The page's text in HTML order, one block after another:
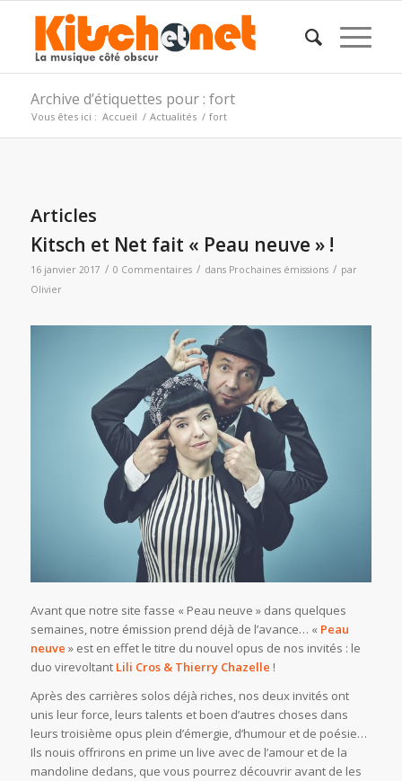
Archive d’étiquettes pour : fort
Vous êtes ici : Accueil / Actualités / fort
Articles
Kitsch et Net fait « Peau neuve » !
16 janvier 2017 / 0 Commentaires / dans Prochaines émissions / par
Olivier
Avant que notre site fasse « Peau neuve » dans quelques
semaines, notre émission prend déjà de l’avance… « Peau
neuve » est en effet le titre du nouvel opus de nos invités : le
duo virevoltant Lili Cros & Thierry Chazelle !
Après des carrières solos déjà riches, nos deux invités ont
unis leur force, leurs talents et boen d’autres choses dans
leurs troisième opus plein d’émergie, d’humour et de poésie…
Ils nouis offrirons en prime un live avec de l’amour et de la
mandoline dedans, que vous pourrez découvrir avant de les